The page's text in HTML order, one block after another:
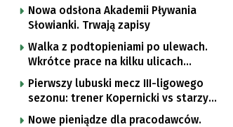
Nowa odsłona Akademii Pływania
Słowianki. Trwają zapisy
Walka z podtopieniami po ulewach.
Wkrótce prace na kilku ulicach
Gorzowa
Pierwszy lubuski mecz III-ligowego
sezonu: trener Kopernicki vs starzy
znajomi
Nowe pieniądze dla pracodawców.